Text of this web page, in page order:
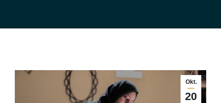
Okt.
20